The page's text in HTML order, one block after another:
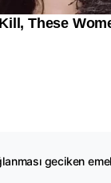
geciken